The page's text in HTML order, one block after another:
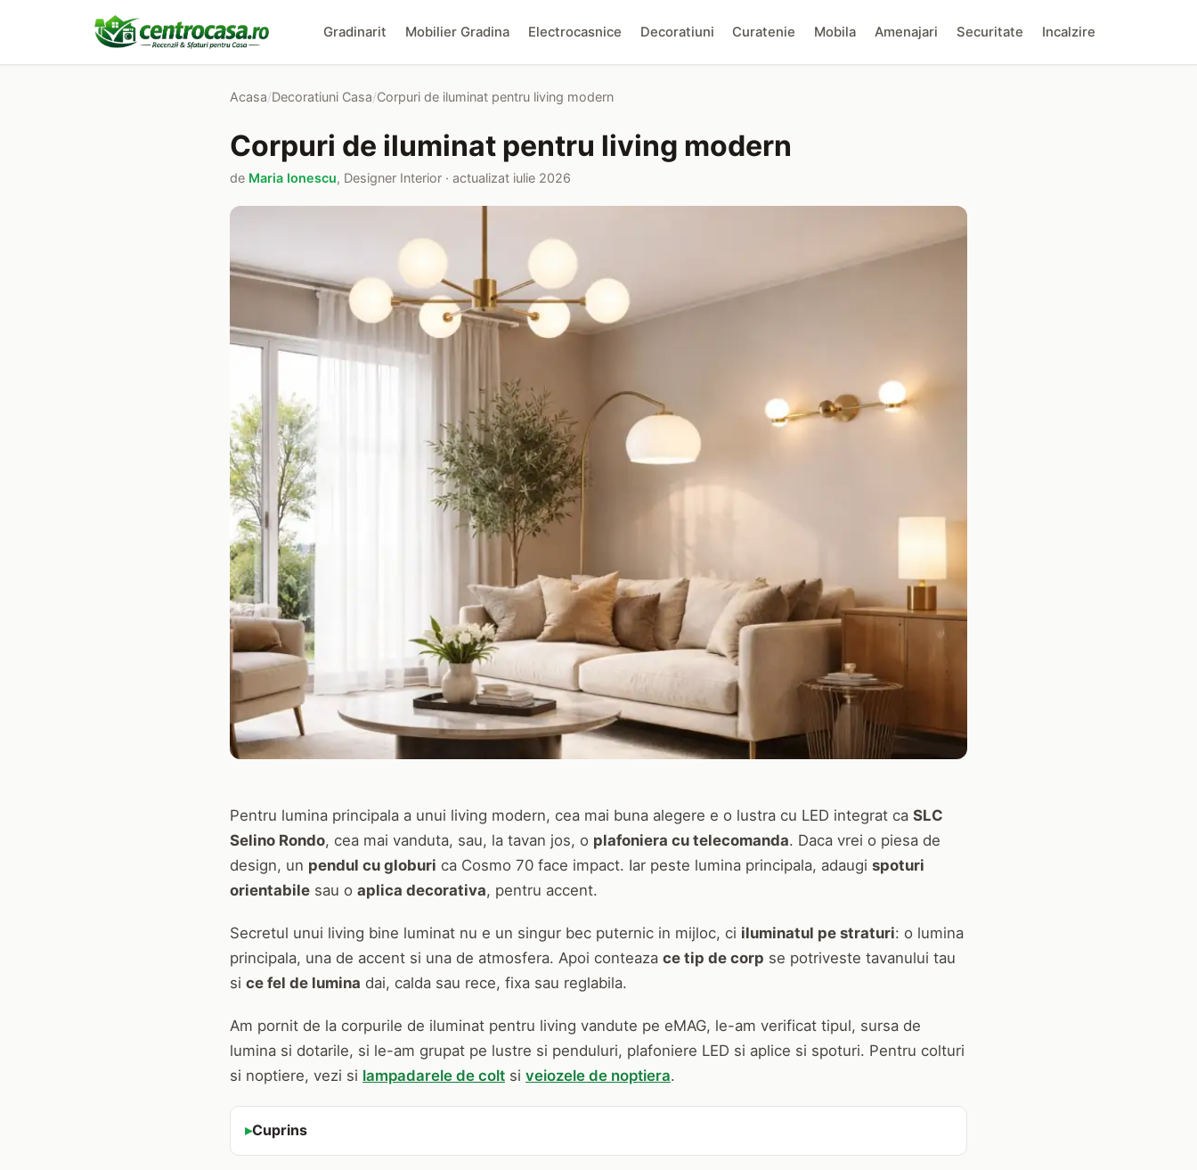
Gradinarit Mobilier Gradina Electrocasnice Decoratiuni Curatenie Mobila Amenajari Securitate Incalzire
Acasa/Decoratiuni Casa/Corpuri de iluminat pentru living modern
Corpuri de iluminat pentru living modern
de Maria Ionescu, Designer Interior · actualizat iulie 2026
Pentru lumina principala a unui living modern, cea mai buna alegere e o lustra cu LED integrat ca SLC
Selino Rondo, cea mai vanduta, sau, la tavan jos, o plafoniera cu telecomanda. Daca vrei o piesa de
design, un pendul cu globuri ca Cosmo 70 face impact. Iar peste lumina principala, adaugi spoturi
orientabile sau o aplica decorativa, pentru accent.
Secretul unui living bine luminat nu e un singur bec puternic in mijloc, ci iluminatul pe straturi: o lumina
principala, una de accent si una de atmosfera. Apoi conteaza ce tip de corp se potriveste tavanului tau
si ce fel de lumina dai, calda sau rece, fixa sau reglabila.
Am pornit de la corpurile de iluminat pentru living vandute pe eMAG, le-am verificat tipul, sursa de
lumina si dotarile, si le-am grupat pe lustre si penduluri, plafoniere LED si aplice si spoturi. Pentru colturi
si noptiere, vezi si lampadarele de colt si veiozele de noptiera.
Cuprins